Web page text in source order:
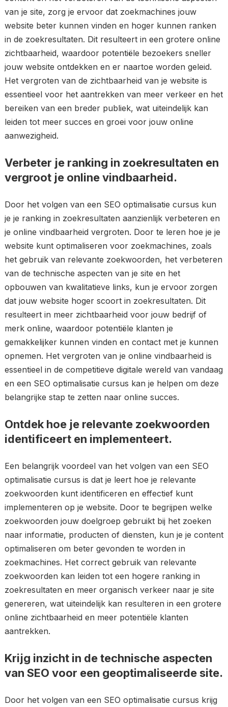
van je site, zorg je ervoor dat zoekmachines jouw
website beter kunnen vinden en hoger kunnen ranken
in de zoekresultaten. Dit resulteert in een grotere online
zichtbaarheid, waardoor potentiële bezoekers sneller
jouw website ontdekken en er naartoe worden geleid.
Het vergroten van de zichtbaarheid van je website is
essentieel voor het aantrekken van meer verkeer en het
bereiken van een breder publiek, wat uiteindelijk kan
leiden tot meer succes en groei voor jouw online
aanwezigheid.
Verbeter je ranking in zoekresultaten en
vergroot je online vindbaarheid.
Door het volgen van een SEO optimalisatie cursus kun
je je ranking in zoekresultaten aanzienlijk verbeteren en
je online vindbaarheid vergroten. Door te leren hoe je je
website kunt optimaliseren voor zoekmachines, zoals
het gebruik van relevante zoekwoorden, het verbeteren
van de technische aspecten van je site en het
opbouwen van kwalitatieve links, kun je ervoor zorgen
dat jouw website hoger scoort in zoekresultaten. Dit
resulteert in meer zichtbaarheid voor jouw bedrijf of
merk online, waardoor potentiële klanten je
gemakkelijker kunnen vinden en contact met je kunnen
opnemen. Het vergroten van je online vindbaarheid is
essentieel in de competitieve digitale wereld van vandaag
en een SEO optimalisatie cursus kan je helpen om deze
belangrijke stap te zetten naar online succes.
Ontdek hoe je relevante zoekwoorden
identificeert en implementeert.
Een belangrijk voordeel van het volgen van een SEO
optimalisatie cursus is dat je leert hoe je relevante
zoekwoorden kunt identificeren en effectief kunt
implementeren op je website. Door te begrijpen welke
zoekwoorden jouw doelgroep gebruikt bij het zoeken
naar informatie, producten of diensten, kun je je content
optimaliseren om beter gevonden te worden in
zoekmachines. Het correct gebruik van relevante
zoekwoorden kan leiden tot een hogere ranking in
zoekresultaten en meer organisch verkeer naar je site
genereren, wat uiteindelijk kan resulteren in een grotere
online zichtbaarheid en meer potentiële klanten
aantrekken.
Krijg inzicht in de technische aspecten
van SEO voor een geoptimaliseerde site.
Door het volgen van een SEO optimalisatie cursus krijg